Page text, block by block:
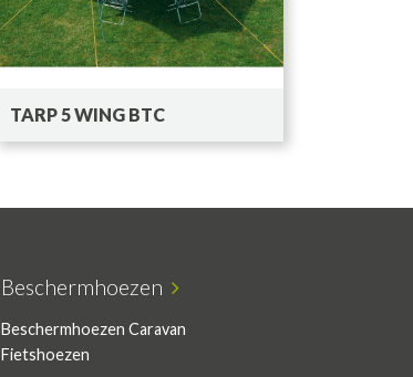
TARP 5 WING BTC
Beschermhoezen
Beschermhoezen Caravan
Fietshoezen